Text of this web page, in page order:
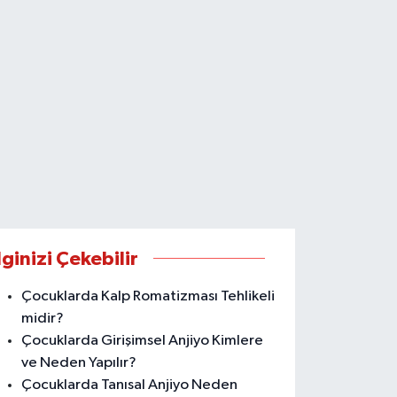
Çekebilir
Çocuklarda Kalp Romatizması Tehlikeli
midir?
Çocuklarda Girişimsel Anjiyo Kimlere
ve Neden Yapılır?
Çocuklarda Tanısal Anjiyo Neden